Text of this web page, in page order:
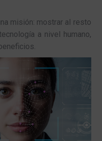
misión: mostrar al resto
a nivel humano,